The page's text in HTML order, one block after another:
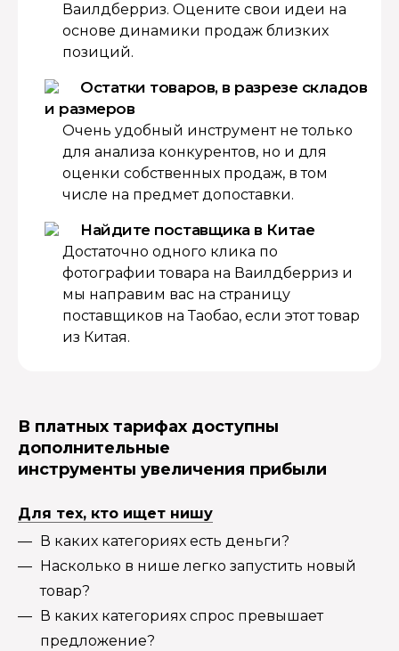
Ваилдберриз. Оцените свои идеи на
основе динамики продаж близких
позиций.
Остатки товаров, в разрезе складов
и размеров
Очень удобный инструмент не только
для анализа конкурентов, но и для
оценки собственных продаж, в том
числе на предмет допоставки.
Найдите поставщика в Китае
Достаточно одного клика по
фотографии товара на Ваилдберриз и
мы направим вас на страницу
поставщиков на Таобао, если этот товар
из Китая.
В платных тарифах доступны
дополнительные
инструменты увеличения прибыли
Для тех, кто ищет нишу
В каких категориях есть деньги?
Насколько в нише легко запустить новый
товар?
В каких категориях спрос превышает
предложение?